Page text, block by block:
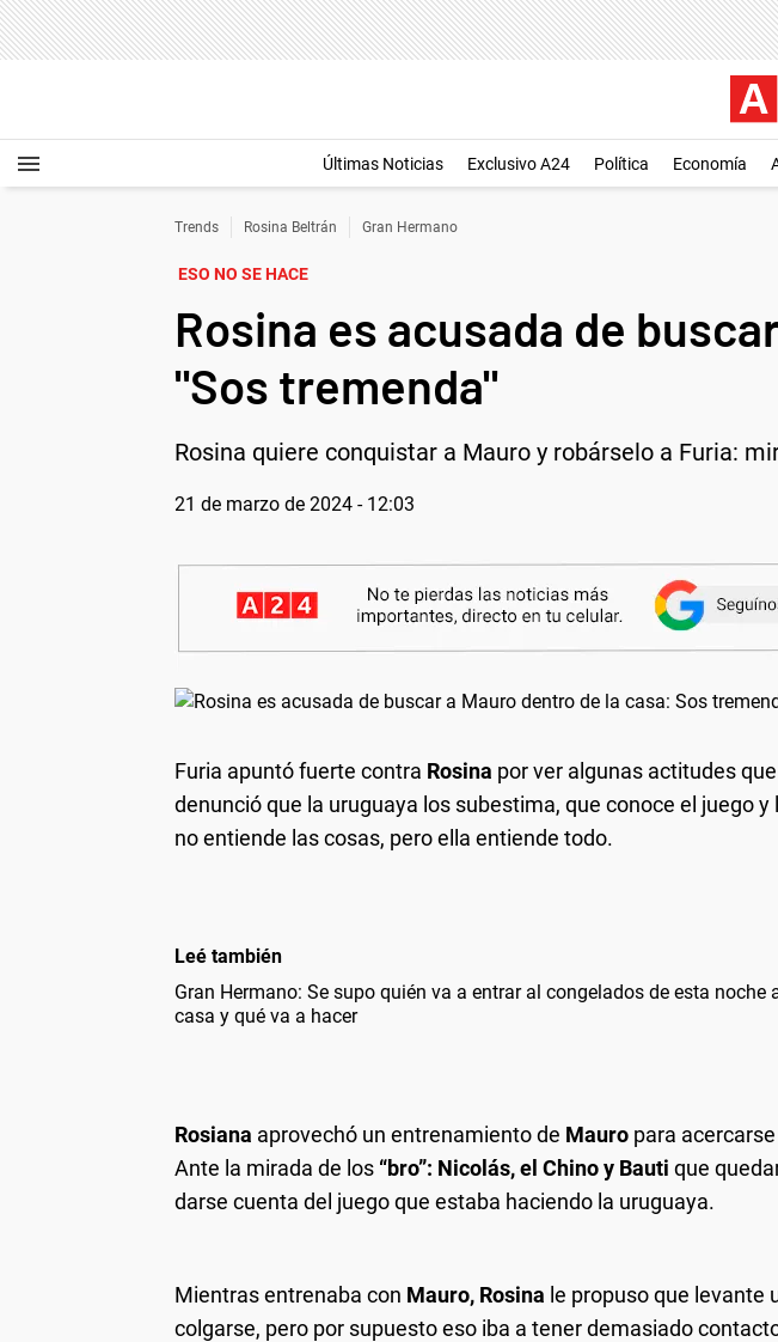
Últimas Noticias Exclusivo A24 Política Economía
Trends Rosina Beltrán Gran Hermano
ESO NO SE HACE
Rosina es acusada de
"Sos tremenda"
Rosina quiere conquistar a Mauro y robárselo a Furia:
21 de marzo de 2024 - 12:03
Furia apuntó fuerte contra Rosina por ver algunas actitudes
denunció que la uruguaya los subestima, que conoce el juego
no entiende las cosas, pero ella entiende todo.
Leé también
Gran Hermano: Se supo quién va a entrar al congelados de esta noche
casa y qué va a hacer
Rosiana aprovechó un entrenamiento de Mauro para
Ante la mirada de los “bro”: Nicolás, el Chino y Bauti que
darse cuenta del juego que estaba haciendo la uruguaya.
Mientras entrenaba con Mauro, Rosina le propuso que levante
colgarse, pero por supuesto eso iba a tener demasiado